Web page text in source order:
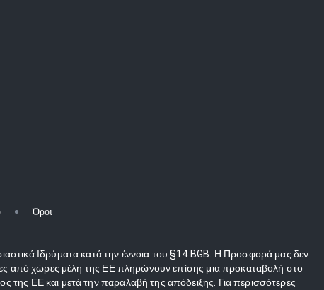
Όροι
Ιδρύματα κατά την έννοια του §14 BGB. Η Προσφορά μας δεν
από χώρες μέλη της ΕΕ πληρώνουν επίσης μια προκαταβολή στο
ΕΕ και μετά την παραλαβή της απόδειξης. Για περισσότερες